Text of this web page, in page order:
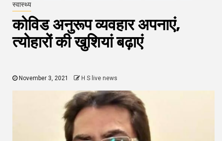
स्वास्थ्य
कोविड अनुरूप व्यवहार अपनाएं,
त्योहारों की खुशियां बढ़ाएं
November 3, 2021 H S live news